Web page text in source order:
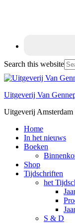
Search this website
Uitgeverij Van
Uitgeverij Amsterdam
Home
In het nieuws
Boeken
Shop
Tijdschriften
het
S & D